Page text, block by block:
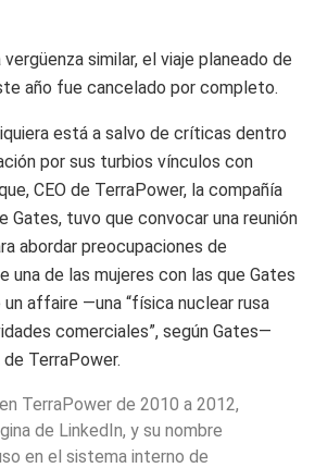
similar, el viaje planeado de
año fue cancelado por completo.
está a salvo de críticas dentro
por sus turbios vínculos con
CEO de TerraPower, la compañía
Gates, tuvo que convocar una reunión
abordar preocupaciones de
una de las mujeres con las que Gates
affaire —una “física nuclear rusa
comerciales”, según Gates—
TerraPower.
TerraPower de 2010 a 2012,
de LinkedIn, y su nombre
en el sistema interno de